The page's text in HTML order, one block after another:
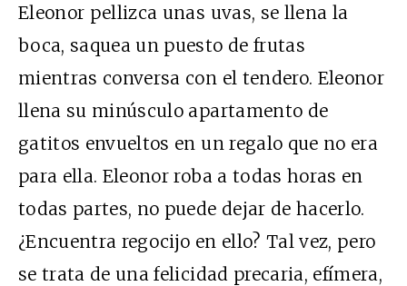
Eleonor pellizca unas uvas, se llena la
boca, saquea un puesto de frutas
mientras conversa con el tendero. Eleonor
llena su minúsculo apartamento de
gatitos envueltos en un regalo que no era
para ella. Eleonor roba a todas horas en
todas partes, no puede dejar de hacerlo.
¿Encuentra regocijo en ello? Tal vez, pero
se trata de una felicidad precaria, efímera,